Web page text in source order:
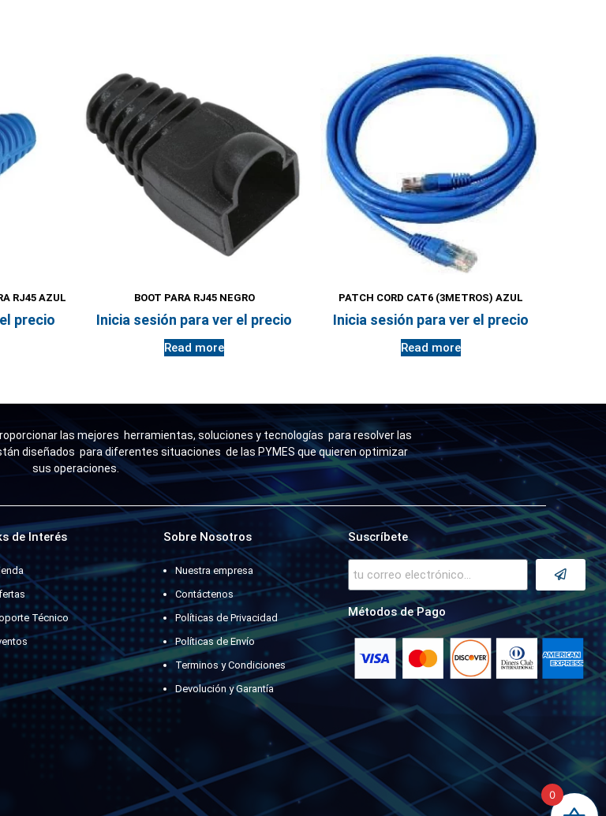
RJ45 AZUL
precio
BOOT PARA RJ45 NEGRO
Inicia sesión para ver el precio
Read more
PATCH CORD CAT6 (3METROS) AZUL
Inicia sesión para ver el precio
Read more
las mejores herramientas, soluciones y tecnologías para resolver las
diseñados para diferentes situaciones de las PYMES que quieren optimizar
sus operaciones.
de Interés
Técnico
Sobre Nosotros
Nuestra empresa
Contáctenos
Políticas de Privacidad
Políticas de Envío
Terminos y Condiciones
Devolución y Garantía
Suscríbete
Métodos de Pago
0